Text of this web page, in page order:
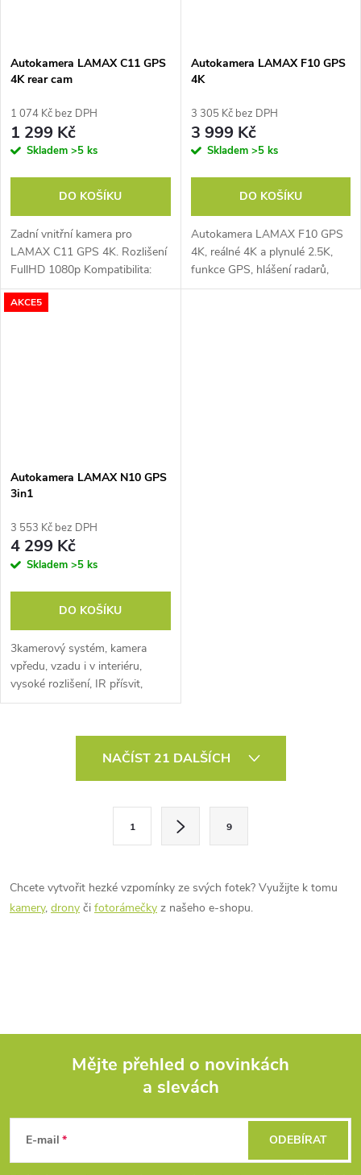
Autokamera LAMAX C11 GPS
4K rear cam
1 074 Kč bez DPH
1 299 Kč
Skladem >5 ks
DO KOŠÍKU
Zadní vnitřní kamera pro
LAMAX C11 GPS 4K. Rozlišení
FullHD 1080p Kompatibilita:
LAMAX C11 GPS 4K
Autokamera LAMAX F10 GPS
4K
3 305 Kč bez DPH
3 999 Kč
Skladem >5 ks
DO KOŠÍKU
Autokamera LAMAX F10 GPS
4K, reálné 4K a plynulé 2.5K,
funkce GPS, hlášení radarů,
superkondenzátor, 5GHz Wi-Fi,
AKCE5
Autokamera LAMAX N10 GPS
3in1
3 553 Kč bez DPH
4 299 Kč
Skladem >5 ks
DO KOŠÍKU
3kamerový systém, kamera
vpředu, vzadu i v interiéru,
vysoké rozlišení, IR přísvit,
noční režim, GPS, automatické
paměťová karta až 256 GB,
d
a
r
NAČÍST 21 DALŠÍCH
á
n
1 9
Chcete vytvořit hezké vzpomínky ze svých fotek? Využijte k tomu
kamery, drony či fotorámečky z našeho e-shopu.
Mějte přehled o novinkách
a slevách
E-mail ODEBÍRAT